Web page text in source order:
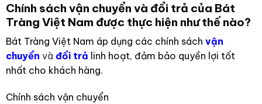
Chính sách vận chuyển và đổi trả của Bát
Tràng Việt Nam được thực hiện như thế nào?
Bát Tràng Việt Nam áp dụng các chính sách vận
chuyển và đổi trả linh hoạt, đảm bảo quyền lợi tốt
nhất cho khách hàng.
Chính sách vận chuyển